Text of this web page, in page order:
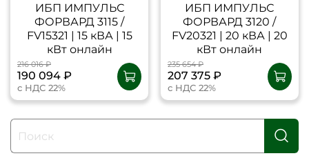
ИБП ИМПУЛЬС
ФОРВАРД 3115 /
FV15321 | 15 кВА | 15
кВт онлайн
216 016 ₽
190 094 ₽
с НДС 22%
ИБП ИМПУЛЬС
ФОРВАРД 3120 /
FV20321 | 20 кВА | 20
кВт онлайн
235 654 ₽
207 375 ₽
с НДС 22%